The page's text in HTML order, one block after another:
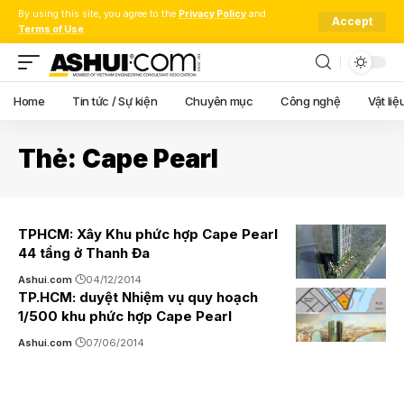
By using this site, you agree to the Privacy Policy and
Terms of Use.
Accept
Home Tin tức / Sự kiện Chuyên mục Công nghệ Vật
Thẻ: Cape Pearl
TPHCM: Xây Khu phức hợp Cape Pearl
44 tầng ở Thanh Đa
Ashui.com 04/12/2014
TP.HCM: duyệt Nhiệm vụ quy hoạch
1/500 khu phức hợp Cape Pearl
Ashui.com 07/06/2014